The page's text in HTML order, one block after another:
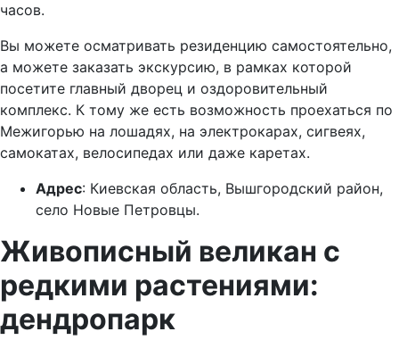
часов.
Вы можете осматривать резиденцию самостоятельно,
а можете заказать экскурсию, в рамках которой
посетите главный дворец и оздоровительный
комплекс. К тому же есть возможность проехаться по
Межигорью на лошадях, на электрокарах, сигвеях,
самокатах, велосипедах или даже каретах.
Адрес: Киевская область, Вышгородский район,
село Новые Петровцы.
Живописный великан с
редкими растениями:
дендропарк